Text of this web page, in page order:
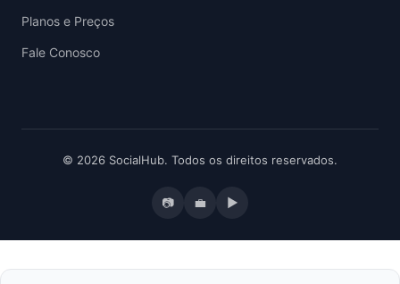
Planos e Preços
Fale Conosco
© 2026 SocialHub. Todos os direitos reservados.
📷 💼 ▶